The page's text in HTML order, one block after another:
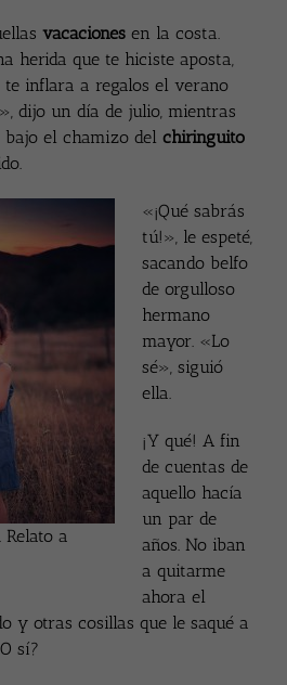
vacaciones en la costa.
herida que te hiciste aposta,
te inflara a regalos el verano
dijo un día de julio, mientras
bajo el chamizo del chiringuito
Relato a
«¡Qué sabrás
tú!», le espeté,
sacando belfo
de orgulloso
hermano
mayor. «Lo
sé», siguió
ella.
¡Y qué! A fin
de cuentas de
aquello hacía
un par de
años. No iban
a quitarme
ahora el
y otras cosillas que le saqué a
sí?